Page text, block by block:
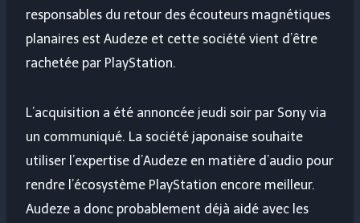
responsables du retour des écouteurs magnétiques
planaires est Audeze et cette société vient d’être
rachetée par PlayStation.
L’acquisition a été annoncée jeudi soir par Sony via
un communiqué. La société japonaise souhaite
utiliser l’expertise d’Audeze en matière d’audio pour
rendre l’écosystème PlayStation encore meilleur.
Audeze a donc probablement déjà aidé avec les